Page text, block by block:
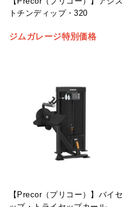
トチンディップ・320
ジムガレージ特別価格
【Precor（プリコー）】バイセ